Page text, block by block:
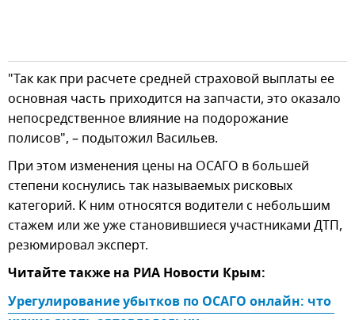
"Так как при расчете средней страховой выплаты ее
основная часть приходится на запчасти, это оказало
непосредственное влияние на подорожание
полисов", – подытожил Васильев.
При этом изменения цены на ОСАГО в большей
степени коснулись так называемых рисковых
категорий. К ним относятся водители с небольшим
стажем или же уже становившиеся участниками ДТП,
резюмировал эксперт.
Читайте также на РИА Новости Крым:
Урегулирование убытков по ОСАГО онлайн: что